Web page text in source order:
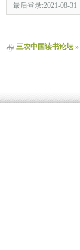
最后登录:2021-08-31
三农中国读书论坛»